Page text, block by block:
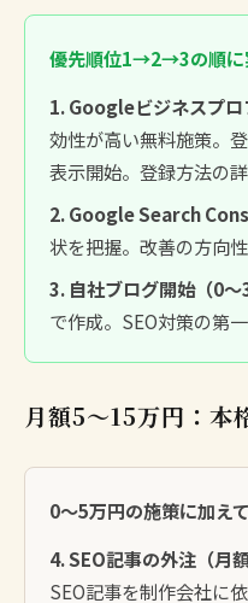
優先順位1→2→3の順に
1. Googleビジネスプロ
効性が高い無料施策。
表示開始。 登録方法の
2. Google Search
状を把握。改善の方向性
3. 自社ブログ開始（0〜
で作成。SEO対策の第一
月額5〜15万円：本
0〜5万円の施策に加えて
4. SEO記事の外注（月
SEO記事を制作会社に